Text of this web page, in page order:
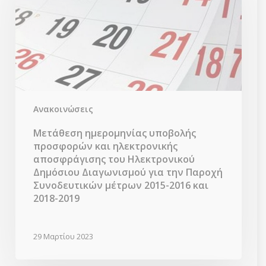
Ανακοινώσεις
και
ηλεκτρονικής
αποσφράγισης
του
Ηλεκτρονικού
Δημόσιου
Διαγωνισμού
Συνοδευτικών
μέτρων
2015-
2016
2018-
2019
Μετάθεση ημερομηνίας υποβολής
προσφορών και ηλεκτρονικής
αποσφράγισης του Ηλεκτρονικού
Δημόσιου Διαγωνισμού για την Παροχή
Συνοδευτικών μέτρων 2015-2016 και
2018-2019
29 Μαρτίου 2023